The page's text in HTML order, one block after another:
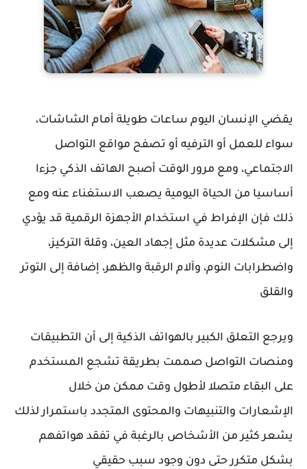
يقضي الإنسان اليوم ساعات طويلة أمام الشاشات،
سواء للعمل أو الترفيه أو تصفح مواقع التواصل
الاجتماعي، ومع مرور الوقت أصبح الهاتف الذكي جزءا
أساسيا من الحياة اليومية يصعب الاستغناء عنه ومع
ذلك فإن الإفراط في استخدام الأجهزة الرقمية قد يؤدي
إلى مشكلات عديدة مثل إجهاد العين، وقلة التركيز،
واضطرابات النوم، وآلام الرقبة والظهر، إضافة إلى التوتر
والقلق
ويرجع التعلق الكبير بالهواتف الذكية إلى أن التطبيقات
ومنصات التواصل صممت بطريقة تشجع المستخدم
على البقاء متصلا لأطول وقت ممكن من خلال
الإشعارات والتنبيهات والمحتوى المتجدد باستمرار لذلك
يشعر كثير من الأشخاص بالرغبة في تفقد هواتفهم
بشكل متكرر حتى دون وجود سبب حقيقي